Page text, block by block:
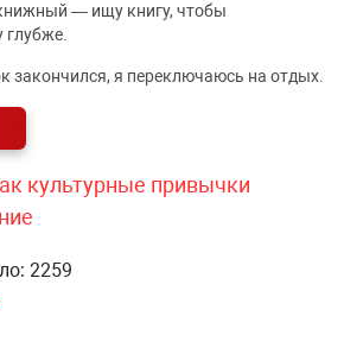
— ищу книгу, чтобы
глубже.
закончился, я переключаюсь на отдых.
культурные привычки
2259